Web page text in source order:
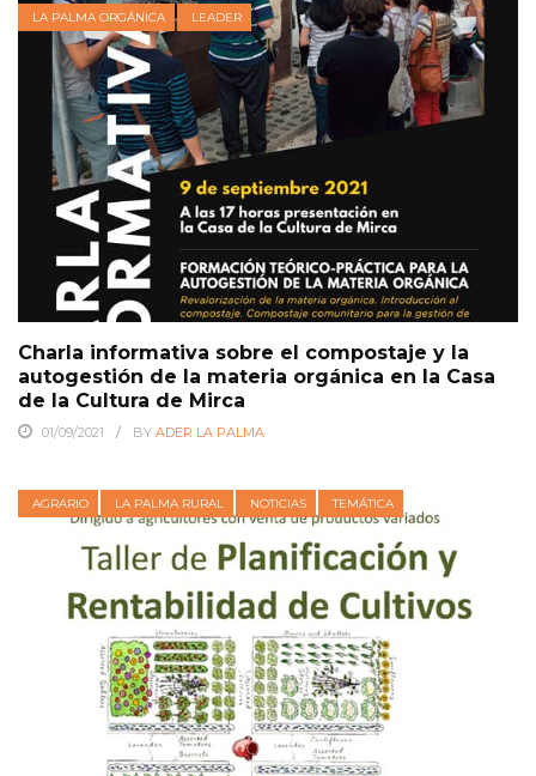
LA PALMA ORGÁNICA LEADER
Charla informativa sobre el compostaje y la
autogestión de la materia orgánica en la Casa
de la Cultura de Mirca
01/09/2021 BY ADER LA PALMA
AGRARIO LA PALMA RURAL NOTICIAS TEMÁTICA